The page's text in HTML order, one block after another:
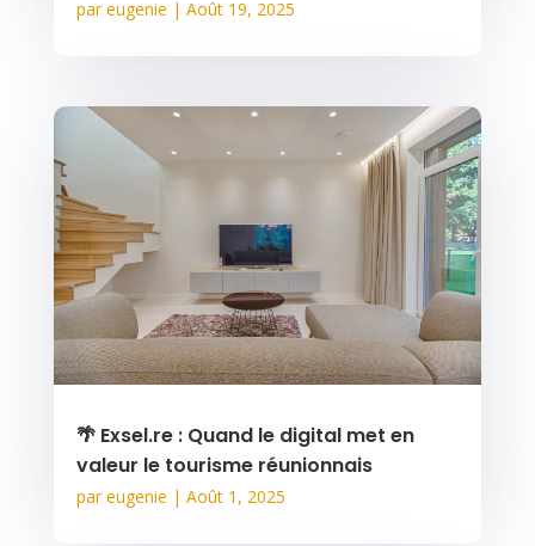
pareugenie | Août 19, 2025
🌴 Exsel.re : Quand le digital met en
valeur le tourisme réunionnais
pareugenie | Août 1, 2025